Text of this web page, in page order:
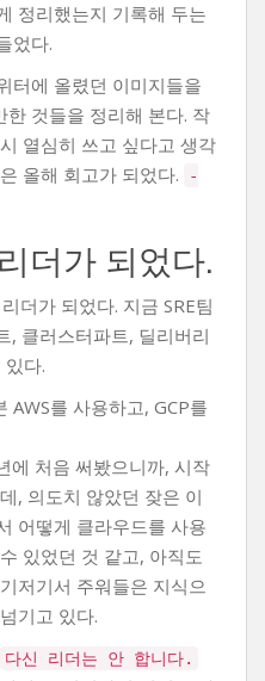
정리했는지 기록해 두는
었다.
터에 올렸던 이미지들을
것들을 정리해 본다. 작
열심히 쓰고 싶다고 생각
올해 회고가 되었다.
-
더가 되었다.
더가 되었다. 지금 SRE팀
, 클러스터파트, 딜리버리
다.
AWS를 사용하고, GCP를
에 처음 써봤으니까, 시작
, 의도치 않았던 잦은 이
어떻게 클라우드를 사용
있었던 것 같고, 아직도
저기서 주워들은 지식으
기고 있다.
다신 리더는 안 합니다.